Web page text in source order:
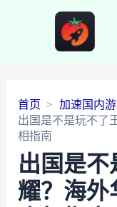
首页
加速国内
出国是不是玩不了
相指南
出国是不
耀？海外